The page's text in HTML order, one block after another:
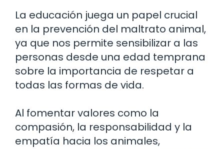
La educación juega un papel crucial
en la prevención del maltrato animal,
ya que nos permite sensibilizar a las
personas desde una edad temprana
sobre la importancia de respetar a
todas las formas de vida.
Al fomentar valores como la
compasión, la responsabilidad y la
empatía hacia los animales,